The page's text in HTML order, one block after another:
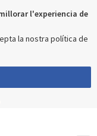
l'experiencia de
la nostra política de